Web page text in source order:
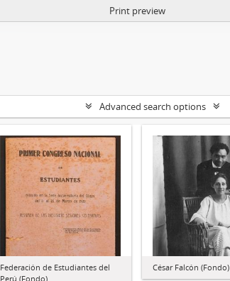
Print preview
Advanced search options
Federación de Estudiantes del
Perú (Fondo)
César Falcón (Fondo)